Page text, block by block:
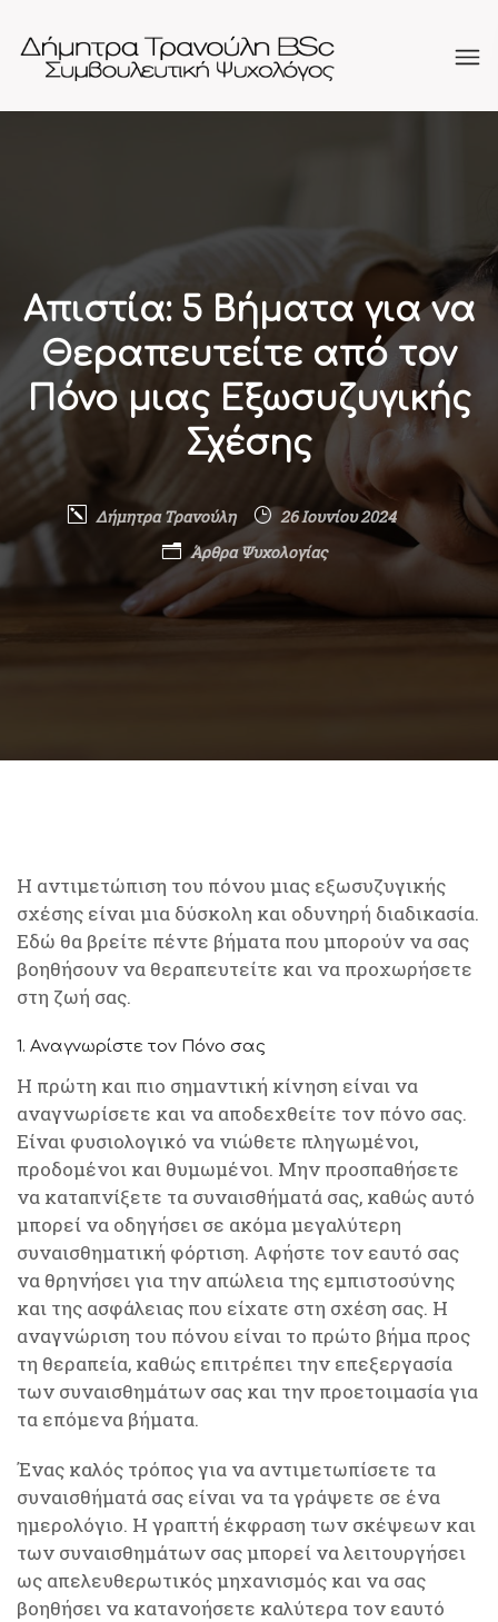
Απιστία: 5 Βήματα για να
Θεραπευτείτε από τον
Πόνο μιας Εξωσυζυγικής
Σχέσης
Δήμητρα Τρανούλη
26 Ιουνίου 2024
Άρθρα Ψυχολογίας
Η αντιμετώπιση του πόνου μιας εξωσυζυγικής
σχέσης είναι μια δύσκολη και οδυνηρή διαδικασία.
Εδώ θα βρείτε πέντε βήματα που μπορούν να σας
βοηθήσουν να θεραπευτείτε και να προχωρήσετε
στη ζωή σας.
1. Αναγνωρίστε τον Πόνο σας
Η πρώτη και πιο σημαντική κίνηση είναι να
αναγνωρίσετε και να αποδεχθείτε τον πόνο σας.
Είναι φυσιολογικό να νιώθετε πληγωμένοι,
προδομένοι και θυμωμένοι. Μην προσπαθήσετε
να καταπνίξετε τα συναισθήματά σας, καθώς αυτό
μπορεί να οδηγήσει σε ακόμα μεγαλύτερη
συναισθηματική φόρτιση. Αφήστε τον εαυτό σας
να θρηνήσει για την απώλεια της εμπιστοσύνης
και της ασφάλειας που είχατε στη σχέση σας. Η
αναγνώριση του πόνου είναι το πρώτο βήμα προς
τη θεραπεία, καθώς επιτρέπει την επεξεργασία
των συναισθημάτων σας και την προετοιμασία για
τα επόμενα βήματα.
Ένας καλός τρόπος για να αντιμετωπίσετε τα
συναισθήματά σας είναι να τα γράψετε σε ένα
ημερολόγιο. Η γραπτή έκφραση των σκέψεων και
των συναισθημάτων σας μπορεί να λειτουργήσει
ως απελευθερωτικός μηχανισμός και να σας
βοηθήσει να κατανοήσετε καλύτερα τον εαυτό